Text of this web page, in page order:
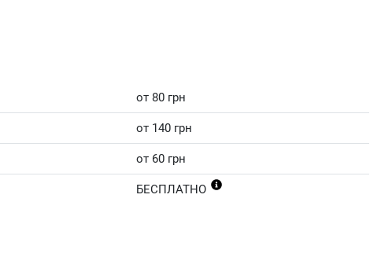
от 80 грн
от 140 грн
от 60 грн
БЕСПЛАТНО